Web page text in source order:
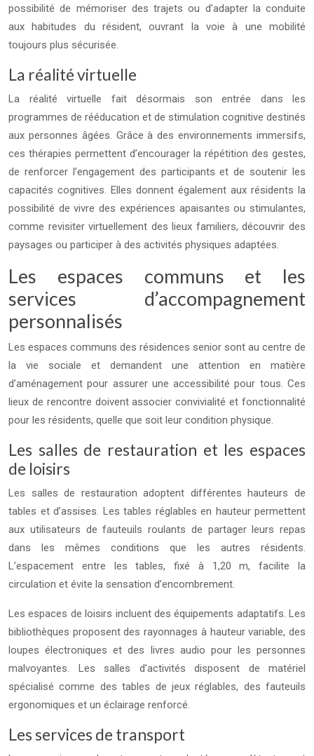
possibilité de mémoriser des trajets ou d’adapter la conduite
aux habitudes du résident, ouvrant la voie à une mobilité
toujours plus sécurisée.
La réalité virtuelle
La réalité virtuelle fait désormais son entrée dans les
programmes de rééducation et de stimulation cognitive destinés
aux personnes âgées. Grâce à des environnements immersifs,
ces thérapies permettent d’encourager la répétition des gestes,
de renforcer l’engagement des participants et de soutenir les
capacités cognitives. Elles donnent également aux résidents la
possibilité de vivre des expériences apaisantes ou stimulantes,
comme revisiter virtuellement des lieux familiers, découvrir des
paysages ou participer à des activités physiques adaptées.
Les espaces communs et les
services d’accompagnement
personnalisés
Les espaces communs des résidences senior sont au centre de
la vie sociale et demandent une attention en matière
d’aménagement pour assurer une accessibilité pour tous. Ces
lieux de rencontre doivent associer convivialité et fonctionnalité
pour les résidents, quelle que soit leur condition physique.
Les salles de restauration et les espaces
de loisirs
Les salles de restauration adoptent différentes hauteurs de
tables et d’assises. Les tables réglables en hauteur permettent
aux utilisateurs de fauteuils roulants de partager leurs repas
dans les mêmes conditions que les autres résidents.
L’espacement entre les tables, fixé à 1,20 m, facilite la
circulation et évite la sensation d’encombrement.
Les espaces de loisirs incluent des équipements adaptatifs. Les
bibliothèques proposent des rayonnages à hauteur variable, des
loupes électroniques et des livres audio pour les personnes
malvoyantes. Les salles d’activités disposent de matériel
spécialisé comme des tables de jeux réglables, des fauteuils
ergonomiques et un éclairage renforcé.
Les services de transport